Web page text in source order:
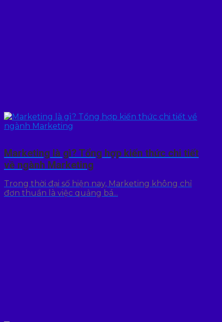
Marketing là gì? Tổng hợp kiến thức chi tiết
về ngành Marketing
Trong thời đại số hiện nay, Marketing không chỉ
đơn thuần là việc quảng bá...